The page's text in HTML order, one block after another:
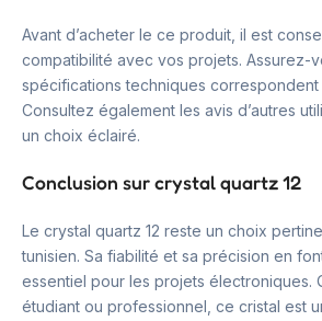
Avant d’acheter le ce produit, il est
compatibilité avec vos projets. Assurez-
spécifications techniques correspondent
Consultez également les avis d’autres
un choix éclairé.
Conclusion sur crystal quartz 12
Le crystal quartz 12 reste un choix
tunisien. Sa fiabilité et sa précision en
essentiel pour les projets électroniques.
étudiant ou professionnel, ce cristal est